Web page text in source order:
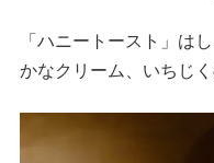
「ハニートースト」は
かなクリーム、いちじ